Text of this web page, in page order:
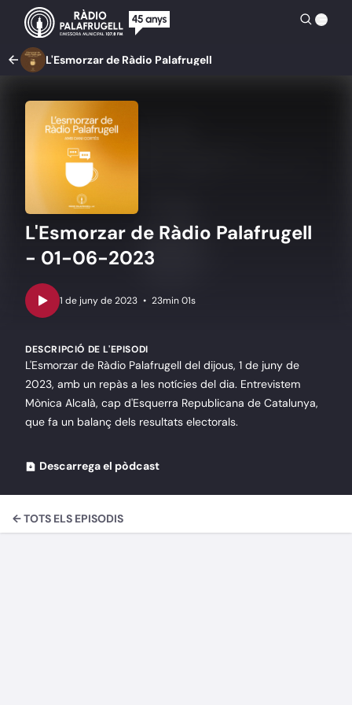
L'Esmorzar de Ràdio Palafrugell
L'Esmorzar de Ràdio Palafrugell
- 01-06-2023
• 23min 01s
DESCRIPCIÓ DE L'EPISODI
L'Esmorzar de Ràdio Palafrugell del dijous, 1 de juny de
2023, amb un repàs a les notícies del dia. Entrevistem
Mònica Alcalà, cap d'Esquerra Republicana de Catalunya,
que fa un balanç dels resultats electorals.
Descarrega el pòdcast
← TOTS ELS EPISODIS